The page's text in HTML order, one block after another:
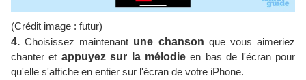
(Crédit image : futur)
4. Choisissez maintenant une chanson que vous aimeriez
chanter et appuyez sur la mélodie en bas de l'écran pour
qu'elle s'affiche en entier sur l'écran de votre iPhone.